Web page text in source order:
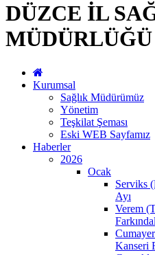
DÜZCE İL
MÜDÜRLÜĞÜ
Kurumsal
Sağlık Müdürümüz
Yönetim
Teşkilat Şeması
Eski WEB Sayfamız
Haberler
2026
Ocak
Serviks
Ayı
Verem
Kanseri